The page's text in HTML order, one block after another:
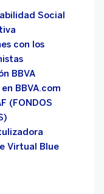
Social
con los
BBVA
BBVA.com
(FONDOS
Virtual Blue